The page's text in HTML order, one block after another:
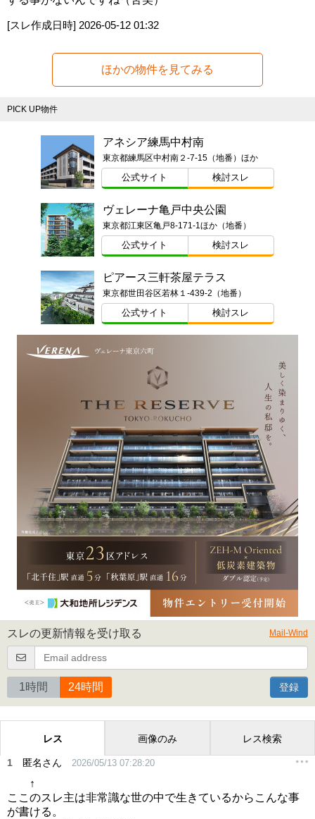
[スレ作成日時] 2026-05-12 01:32
ほかの物件を見てみる
PICK UP物件
アネシア練馬中村南
東京都練馬区中村南２-7-15（地番）ほか
公式サイト 検討スレ
ヴェレーナ亀戸中央公園
東京都江東区亀戸8-171-1ほか（地番）
公式サイト 検討スレ
ピアース三軒茶屋テラス
東京都世田谷区若林１-439-2（地番）
公式サイト 検討スレ
スレの更新情報を受け取る Mail-Wind
1時間 24時間 登録
レス 画像のみ レス検索
1 匿名さん 2026/05/13 07:28:20
↑
ここのスレ主は非常識な世の中で生きているからこんな事
が書ける。